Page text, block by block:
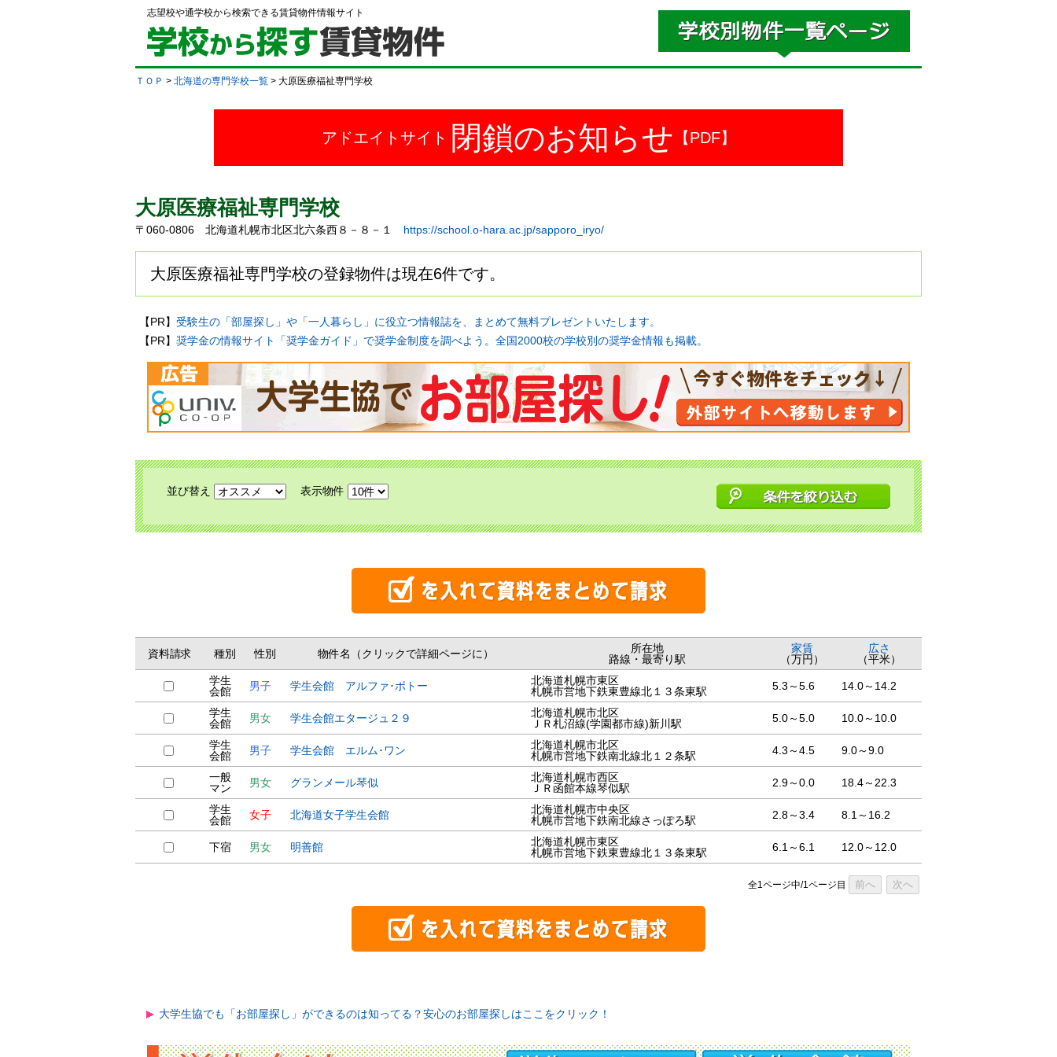
志望校や通学校から検索できる賃貸物件情報サイト
ＴＯＰ > 北海道の専門学校一覧 > 大原医療福祉専門学校
アドエイトサイト 閉鎖のお知らせ 【PDF】
大原医療福祉専門学校
〒060-0806 北海道札幌市北区北六条西８－８－１ https://school.o-hara.ac.jp/sapporo_iryo/
大原医療福祉専門学校の登録物件は現在6件です。
【PR】 受験生の「部屋探し」や「一人暮らし」に役立つ情報誌を、まとめて無料プレゼントいたします。
【PR】 奨学金の情報サイト「奨学金ガイド」で奨学金制度を調べよう。全国2000校の学校別の奨学金情報も掲載。
並び替え 表示物件
資料請求 種別 性別 物件名（クリックで詳細ページに）
所在地
路線・最寄り駅
家賃
（万円）
広さ
（平米）
学生
会館
男子 学生会館 アルファ･ボトー
北海道札幌市東区
札幌市営地下鉄東豊線北１３条東駅
5.3～5.6 14.0～14.2
学生
会館
男女 学生会館エタージュ２９
北海道札幌市北区
ＪＲ札沼線(学園都市線)新川駅
5.0～5.0 10.0～10.0
学生
会館
男子 学生会館 エルム･ワン
北海道札幌市北区
札幌市営地下鉄南北線北１２条駅
4.3～4.5 9.0～9.0
一般
マン
男女 グランメール琴似
北海道札幌市西区
ＪＲ函館本線琴似駅
2.9～0.0 18.4～22.3
学生
会館
女子 北海道女子学生会館
北海道札幌市中央区
札幌市営地下鉄南北線さっぽろ駅
2.8～3.4 8.1～16.2
下宿 男女 明善館
北海道札幌市東区
札幌市営地下鉄東豊線北１３条東駅
6.1～6.1 12.0～12.0
全1ページ中/1ページ目 前へ 次へ
大学生協でも「お部屋探し」ができるのは知ってる？安心のお部屋探しはここをクリック！